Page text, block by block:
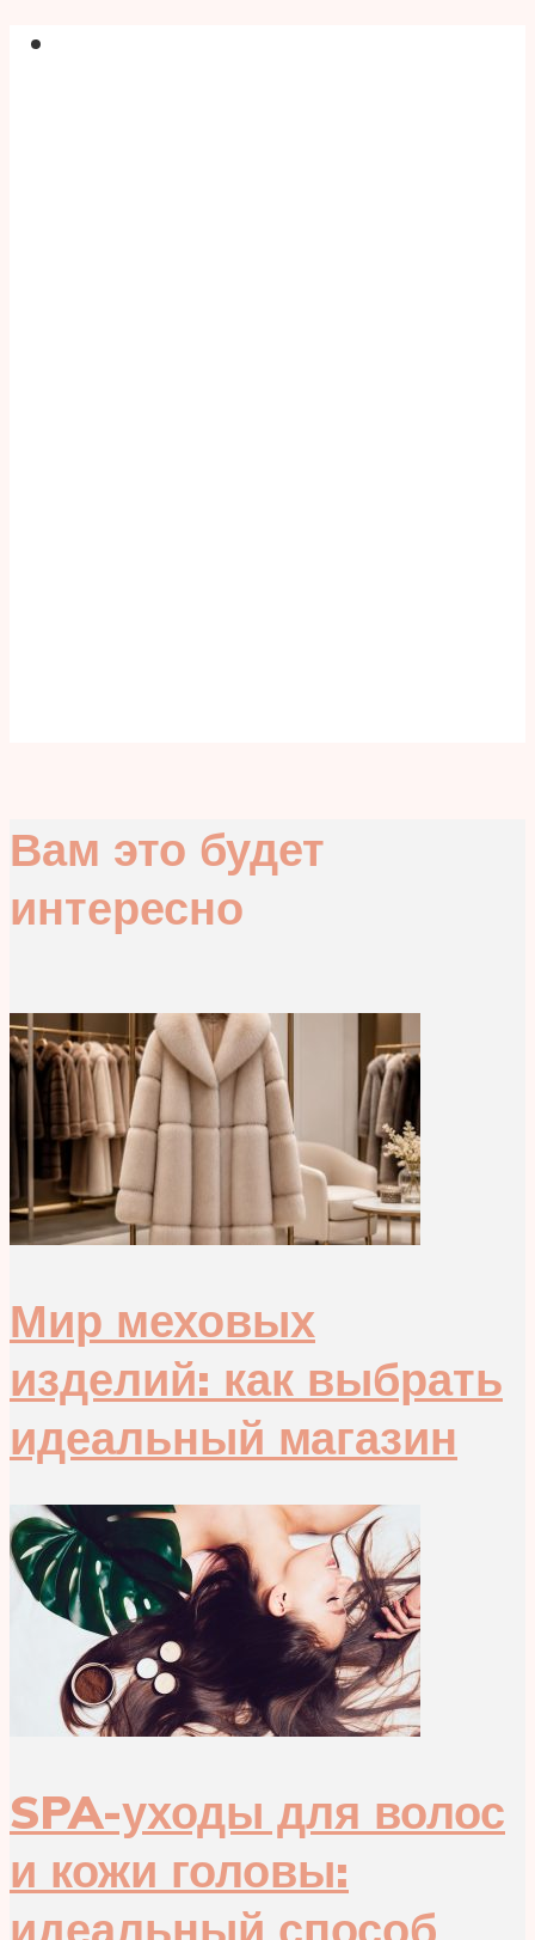
Вам это будет
интересно
Мир меховых
изделий: как выбрать
идеальный магазин
SPA-уходы для волос
и кожи головы: